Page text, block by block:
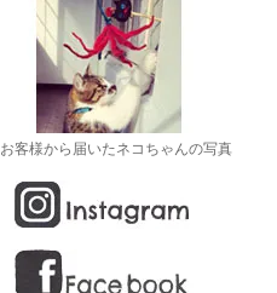
お客様から届いたネコちゃんの写真